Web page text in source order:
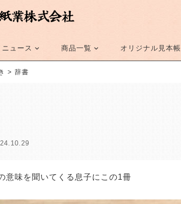
ニュース 商品一覧 オリジナル見本帳
> 辞書
意味を聞いてくる息子にこの1冊